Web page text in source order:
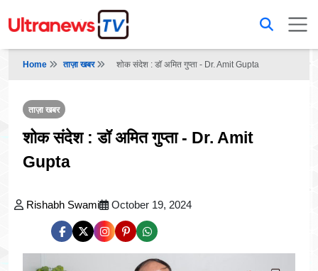
Home ताज़ा खबर शोक संदेश : डॉ अमित गुप्ता - Dr. Amit Gupta
ताज़ा खबर
शोक संदेश : डॉ अमित गुप्ता - Dr. Amit
Gupta
Rishabh Swami October 19, 2024